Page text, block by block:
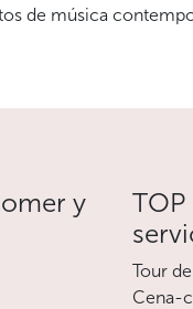
de música
y
TOP
Tour
Cena-